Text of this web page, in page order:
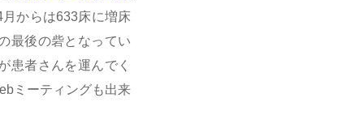
からは633床に増床
最後の砦となってい
患者さんを運んでく
ミーティングも出来